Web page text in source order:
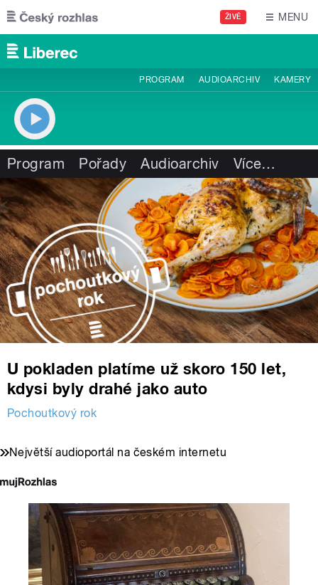
Přejít k hlavnímu obsahu
ŽIVĚ MENU
PROGRAM AUDIOARCHIV KAMERY
Program Pořady Audioarchiv Více…
U pokladen platíme už skoro 150 let,
kdysi byly drahé jako auto
Pochoutkový rok
Největší audioportál na českém internetu